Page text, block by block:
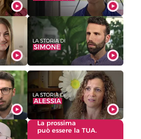
La prossima
può essere la TUA.